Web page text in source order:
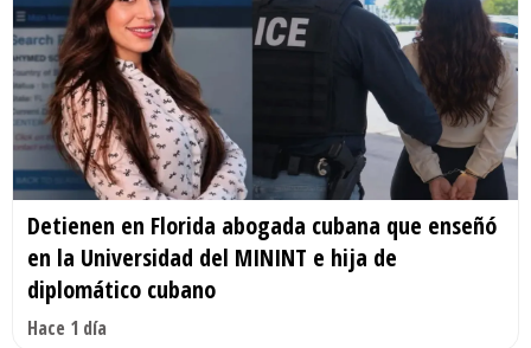
Detienen en Florida abogada cubana que enseñó
en la Universidad del MININT e hija de
diplomático cubano
Hace 1 día